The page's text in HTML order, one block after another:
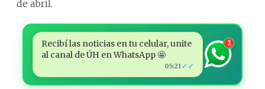
de abril.
Recibí las noticias en tu celular, unite
al canal de ÚH en WhatsApp 🤩
05:21 ✓✓
1